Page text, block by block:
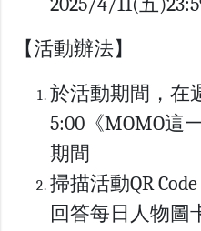
【活動辦法】
於活動期間，在
5:00《MOMO這
期間
掃描活動QR
回答每日人物圖